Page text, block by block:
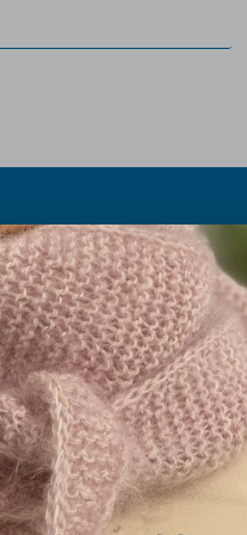
RDV)
Les
Les
Histoire du
Taille à
Les fils
La